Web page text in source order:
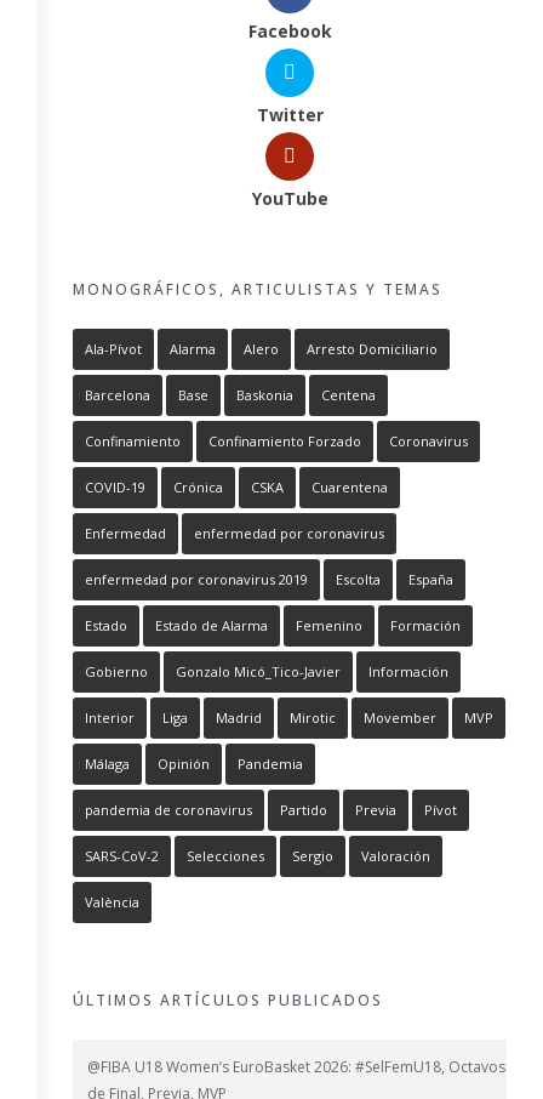
Facebook
Twitter
YouTube
MONOGRÁFICOS, ARTICULISTAS Y TEMAS
Ala-Pívot Alarma Alero Arresto Domiciliario
Barcelona Base Baskonia Centena
Confinamiento Confinamiento Forzado Coronavirus
COVID-19 Crónica CSKA Cuarentena
Enfermedad enfermedad por coronavirus
enfermedad por coronavirus 2019 Escolta España
Estado Estado de Alarma Femenino Formación
Gobierno Gonzalo Micó_Tico-Javier Información
Interior Liga Madrid Mirotic Movember MVP
Málaga Opinión Pandemia
pandemia de coronavirus Partido Previa Pívot
SARS-CoV-2 Selecciones Sergio Valoración
València
ÚLTIMOS ARTÍCULOS PUBLICADOS
@FIBA U18 Women’s EuroBasket 2026: #SelFemU18, Octavos
de Final, Previa, MVP